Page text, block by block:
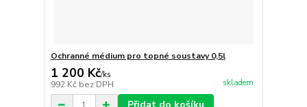
Ochranné médium pro topné soustavy 0,5l
1 200 Kč/ks
992 Kč bez DPH skladem